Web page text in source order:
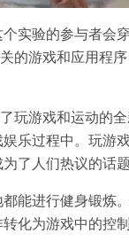
实验的参与者会
的游戏和应用程
玩游戏和运动的
乐过程中。玩游
了人们热议的话题
能进行健身锻炼
化为游戏中的控